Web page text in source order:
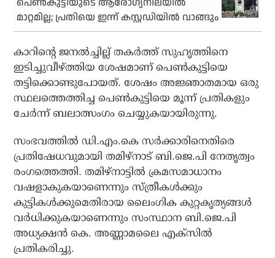
പെണ്‍കുട്ടിയുടെ ആരോഗ്യനിലയില്‍
മാറ്റമില്ല; പ്രതിയെ ഇന്ന് കസ്റ്റഡിയില്‍ വാങ്ങും
കാറിന്റെ ജനല്‍ച്ചില്ല് തകര്‍ത്ത് സുഹൃത്തിനെ
ഇടിച്ചുവീഴ്ത്തിയ ശേഷമാണ് പെണ്‍കുട്ടിയെ
തട്ടിക്കൊണ്ടുപോയത്. ശേഷം അജ്ഞാതമായ ഒരു
സ്ഥലത്തെത്തിച്ച പെണ്‍കുട്ടിയെ മൂന്ന് പ്രതികളും
ചേര്‍ന്ന് ബലാത്സംഗം ചെയ്യുകയായിരുന്നു.
സംഭവത്തില്‍ ഡി.എം.കെ സര്‍ക്കാരിനെതിരെ
പ്രതിഷേധവുമായി തമിഴ്‌നാട് ബി.ജെ.പി നേതൃത്വം
രംഗത്തെത്തി. തമിഴ്നാട്ടില്‍ ക്രമസമാധാനം
വഷളാകുകയാണെന്നും സ്ത്രീകള്‍ക്കും
കുട്ടികള്‍ക്കുമെതിരായ ലൈംഗിക കുറ്റകൃത്യങ്ങള്‍
വര്‍ധിക്കുകയാണെന്നും സംസ്ഥാന ബി.ജെ.പി
അധ്യക്ഷന്‍ കെ. അണ്ണാമലൈ എക്സില്‍
പ്രതികരിച്ചു.